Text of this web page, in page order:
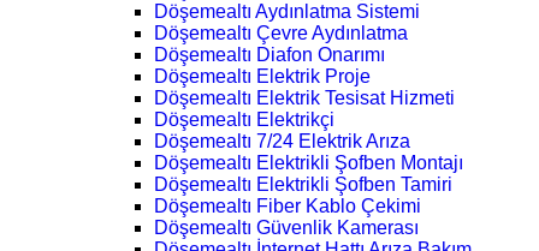
Döşemealtı Aydınlatma Sistemi
Döşemealtı Çevre Aydınlatma
Döşemealtı Diafon Onarımı
Döşemealtı Elektrik Proje
Döşemealtı Elektrik Tesisat Hizmeti
Döşemealtı Elektrikçi
Döşemealtı 7/24 Elektrik Arıza
Döşemealtı Elektrikli Şofben Montajı
Döşemealtı Elektrikli Şofben Tamiri
Döşemealtı Fiber Kablo Çekimi
Döşemealtı Güvenlik Kamerası